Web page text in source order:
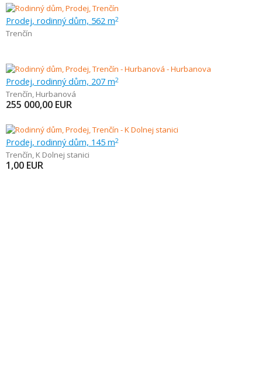
Prodej, rodinný dům, 562 m2
Trenčín
Prodej, rodinný dům, 207 m2
Trenčín, Hurbanová
255 000,00 EUR
Prodej, rodinný dům, 145 m2
Trenčín, K Dolnej stanici
1,00 EUR